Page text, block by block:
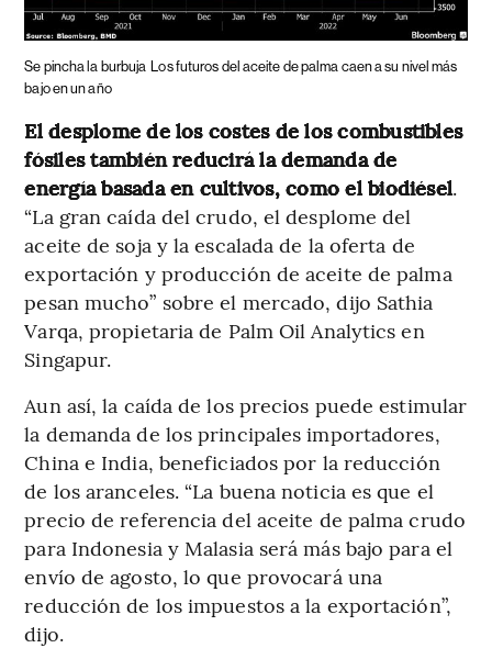
Se pincha la burbuja
Los futuros del aceite de palma caen a su nivel más
bajo en un año
El desplome de los costes de los combustibles
fósiles también reducirá la demanda de
energía basada en cultivos, como el biodiésel.
“La gran caída del crudo, el desplome del
aceite de soja y la escalada de la oferta de
exportación y producción de aceite de palma
pesan mucho” sobre el mercado, dijo Sathia
Varqa, propietaria de Palm Oil Analytics en
Singapur.
Aun así, la caída de los precios puede estimular
la demanda de los principales importadores,
China e India, beneficiados por la reducción
de los aranceles. “La buena noticia es que el
precio de referencia del aceite de palma crudo
para Indonesia y Malasia será más bajo para el
envío de agosto, lo que provocará una
reducción de los impuestos a la exportación”,
dijo.